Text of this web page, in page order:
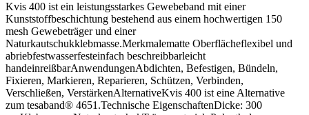
Kvis 400 ist ein leistungsstarkes Gewebeband mit einer
Kunststoffbeschichtung bestehend aus einem hochwertigen 150
mesh Gewebeträger und einer
Naturkautschukklebmasse.Merkmalematte Oberflächeflexibel und
abriebfestwasserfesteinfach beschreibbarleicht
handeinreißbarAnwendungenAbdichten, Befestigen, Bündeln,
Fixieren, Markieren, Reparieren, Schützen, Verbinden,
Verschließen, VerstärkenAlternativeKvis 400 ist eine Alternative
zum tesaband® 4651.Technische EigenschaftenDicke: 300